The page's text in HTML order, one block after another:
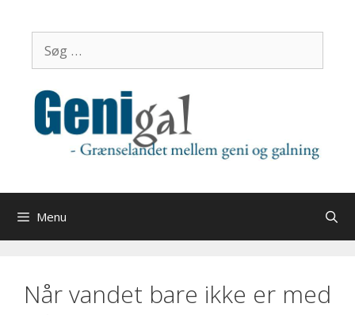
indhold
efter:
Menu
Når vandet bare ikke er med